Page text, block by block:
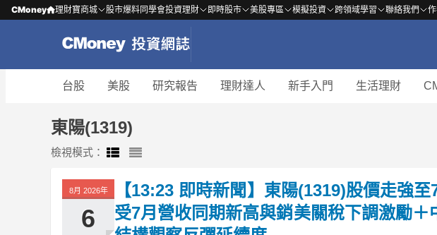
CMoney 理財寶商城 股市爆料同學會投資理財 即時股市 美股專區 模擬投資 跨領域學習 聯絡我們
台股 美股 研究報告 理財達人 新手入門 生活理財
東陽(1319)
檢視模式：
8月 2026年
6
【13:23 即時新聞】東陽(1319)股價走強
受7月營收同期新高與銷美關稅下調激勵＋